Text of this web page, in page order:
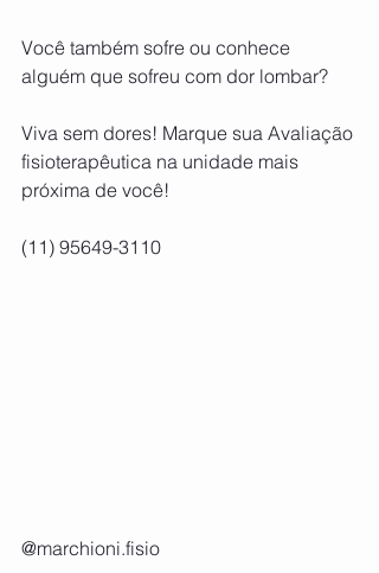
Você também sofre ou conhece
alguém que sofreu com dor lombar?
Viva sem dores! Marque sua Avaliação
fisioterapêutica na unidade mais
próxima de você!
(11) 95649-3110
@marchioni.fisio